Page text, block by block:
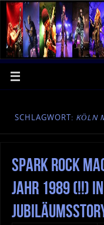
SCHLAGWORT: KÖLN
Spark Rock
Jahr 1989 (!!)